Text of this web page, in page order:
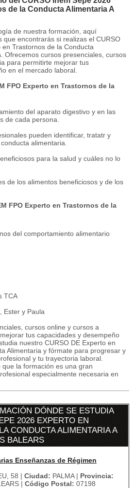
de la Conducta Alimentaria A
de nuestra formación, aquí
que encontrarás si realizas el CURSO
Trastornos de la Conducta
Ofrecemos cursos presenciales, cursos
para permitirte mejorar tus
en el mercado laboral.
FPO Experto en Trastornos de la
del aparato digestivo y en las
de cada persona.
pueden identificar, tratatr y
alimentaria.
para la salud y cuáles no lo
de los alimentos beneficiosos y de los
FPO Experto en Trastornos de la
del comportamiento alimentario
TCA
Ester y Paula
cursos online y cursos a
tus capacidades y desempeño
nuestro CURSO DE Experto en
Alimentaria y fórmate para progresar y
y tu trayectoria laboral.
la formación es una gran
especialmente necesaria en
DÓNDE SE ESTUDIA
2026 EXPERTO EN
CONDUCTA ALIMENTARIA A
BALEARS
Enseñanzas de Régimen
58 | Ciudad: PALMA | Provincia:
| Código Postal: 07198